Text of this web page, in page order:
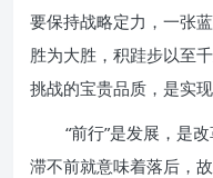
要保持战略定力，一张
胜为大胜，积跬步以至
挑战的宝贵品质，是实
“前行”是发展，是
滞不前就意味着落后，